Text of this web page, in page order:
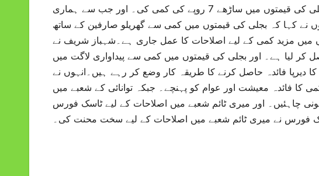
شریف نے گفتگو کرتے ہوئے کہا کہ چند دن پہلے ہم نے بجلی کی قیمتوں میں ساڑھے 7 روپے کی کمی کی۔ اور جب سے ہماری
کہا کہ بجلی کی قیمتوں میں کمی سے گھریلو صارفین کے ساتھ
میں مزید کمی کے لیے اصلاحات کا عمل جاری ہے۔شہباز شریف نے
کر لیا ہے۔ اور بجلی کی قیمتوں میں کمی سے پیداواری لاگت میں
فائدہ حاصل کرنے کا طریقہ کار وضع کر رہے ہیں۔انہوں نے
فائدہ معیشت اور عوام کو پہنچے۔ جبکہ توانائی کے شعبے میں
چاہئیں۔ اور میری ٹائم شعبے میں اصلاحات کے لیے ٹاسک فورس
فورس نے میری ٹائم شعبے میں اصلاحات کے لیے سخت محنت کی۔